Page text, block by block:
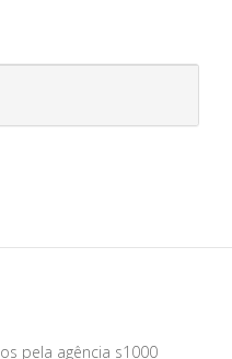
pela agência s1000